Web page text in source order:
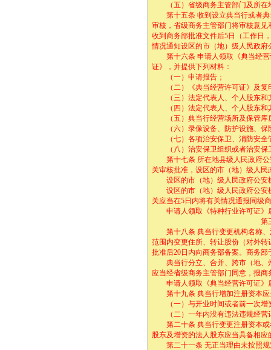
（五）省级商务主管部门及所在
第十五条 收到设立典当行或者典
审核，省级商务主管部门将审核意
收到商务部批准文件后5日（工作日
情况通知设区的市（地）级人民政府
第十六条 申请人领取《典当经营
证》，并提供下列材料：
（一）申请报告；
（二）《典当经营许可证》及复
（三）法定代表人、个人股东和
（四）法定代表人、个人股东和
（五）典当行经营场所及保管库
（六）录像设备、防护设施、保
（七）各项治安保卫、消防安全
（八）治安保卫组织或者治安保
第十七条 所在地县级人民政府公
关审核批准，设区的市（地）级人
设区的市（地）级人民政府公安
设区的市（地）级人民政府公安
关应当在5日内将有关情况通报同级
申请人领取《特种行业许可证》
第三章 变更
第十八条 典当行变更机构名称、
范围内变更住所、转让股份（对外
批准后20日内向商务部备案。商务
典当行分立、合并、跨市（地、州
应当经省级商务主管部门同意，报
申请人领取《典当经营许可证》
第十九条 典当行增加注册资本应
（一）与开业时间或者前一次增
（二）一年内没有违法违规经营
第二十条 典当行变更注册资本或
股东及增资的法人股东应当具备相
第二十一条 无正当理由未按照规